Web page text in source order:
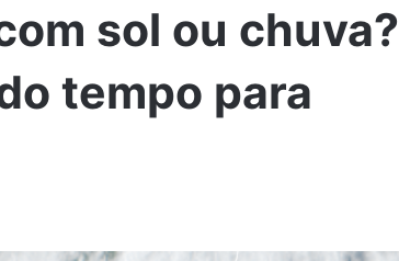
sol ou chuva?
tempo para